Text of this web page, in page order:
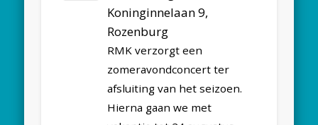
Koninginnelaan 9,
Rozenburg
RMK verzorgt een
zomeravondconcert ter
afsluiting van het seizoen.
Hierna gaan we met